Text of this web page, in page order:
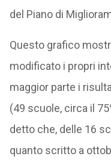
del Piano di
Questo grafico
modificato i propri
maggior parte i
(49 scuole, circa il
detto che, delle 16
quanto scritto a